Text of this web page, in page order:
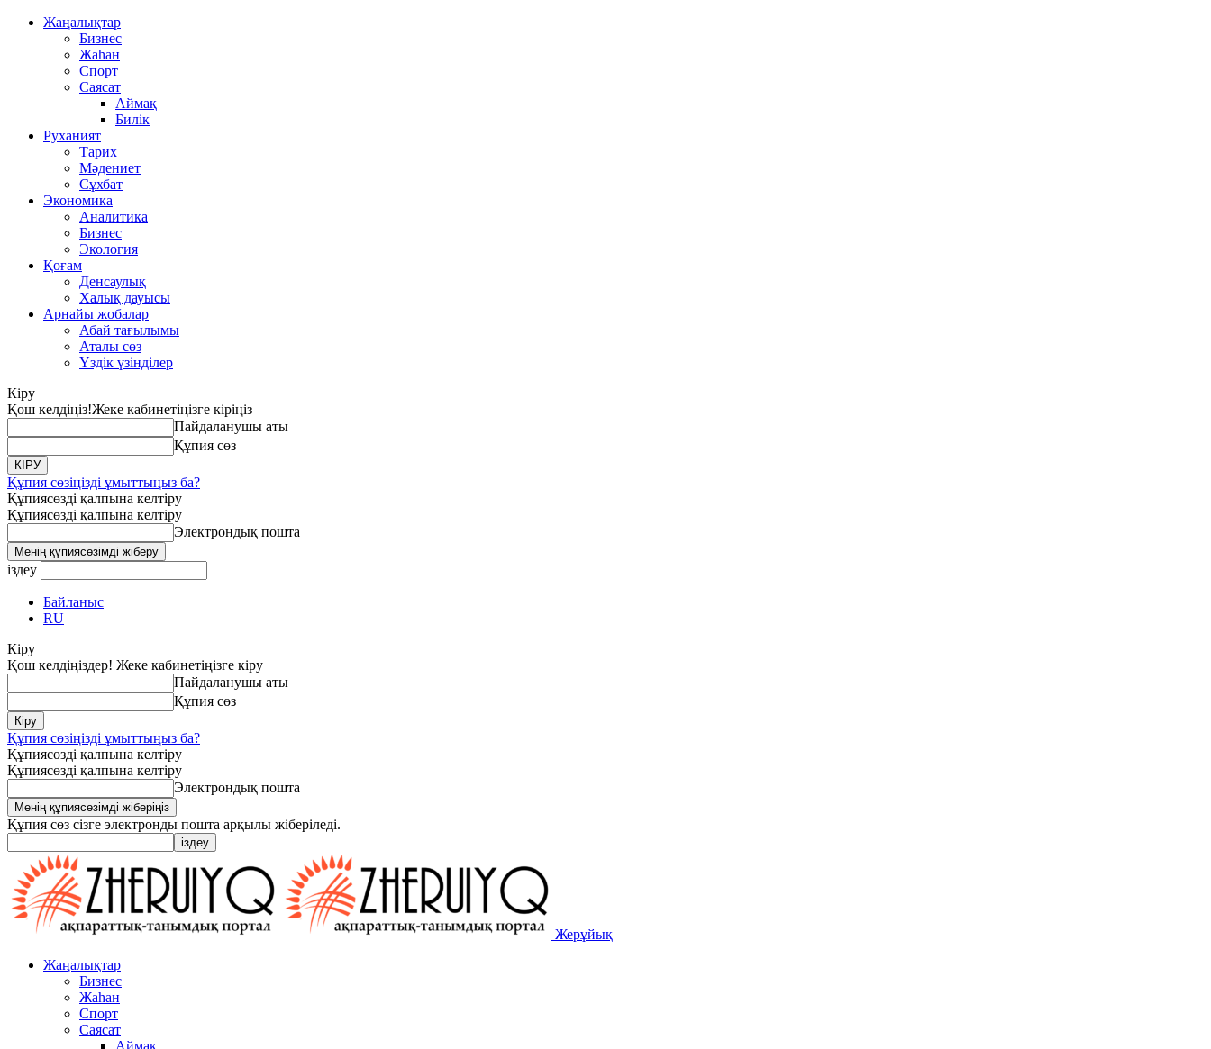
Жаңалықтар
Бизнес
Жаһан
Спорт
Саясат
Аймақ
Билік
Руханият
Тарих
Мәдениет
Сұхбат
Экономика
Аналитика
Бизнес
Экология
Қоғам
Денсаулық
Халық дауысы
Арнайы жобалар
Абай тағылымы
Аталы сөз
Үздік үзінділер
Кіру
Қош келдіңіз!Жеке кабинетіңізге кіріңіз
Пайдаланушы аты
Құпия сөз
Құпия сөзіңізді ұмыттыңыз ба?
Құпиясөзді қалпына келтіру
Құпиясөзді қалпына келтіру
Электрондық пошта
іздеу
Байланыс
RU
Кіру
Қош келдіңіздер! Жеке кабинетіңізге кіру
Пайдаланушы аты
Құпия сөз
Құпия сөзіңізді ұмыттыңыз ба?
Құпиясөзді қалпына келтіру
Құпиясөзді қалпына келтіру
Электрондық пошта
Құпия сөз сізге электронды пошта арқылы жіберіледі.
Жерұйық
Жаңалықтар
Бизнес
Жаһан
Спорт
Саясат
Аймақ